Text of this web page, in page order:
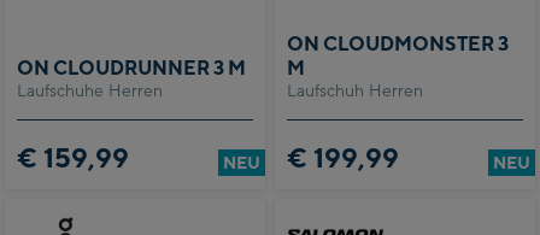
Laufschuhe Herren
ON CLOUDRUNNER 3 M
€ 159,99 NEU
Laufschuh Herren
ON CLOUDMONSTER 3
M
€ 199,99 NEU